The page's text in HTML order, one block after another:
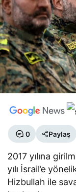
0 Paylaş
2017 yılına
yılı İsrail’e
Hizbullah ile